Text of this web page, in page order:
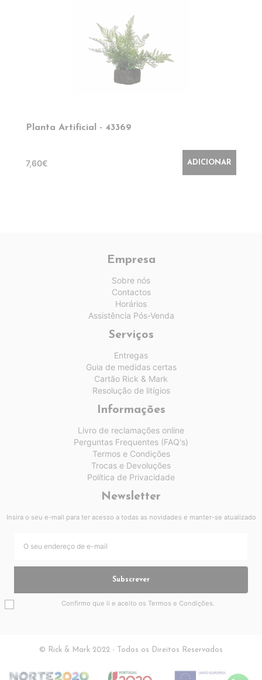
Planta Artificial - 43369
7,60€ ADICIONAR
Empresa
Sobre nós
Contactos
Horários
Assistência Pós-Venda
Serviços
Entregas
Guia de medidas certas
Cartão Rick & Mark
Resolução de litígios
Informações
Livro de reclamações online
Perguntas Frequentes (FAQ's)
Termos e Condições
Trocas e Devoluções
Política de Privacidade
Newsletter
Insira o seu e-mail para ter acesso a todas as novidades e manter-se atualizado
Subscrever
Confirmo que li e aceito os Termos e Condições.
© Rick & Mark 2022 - Todos os Direitos Reservados